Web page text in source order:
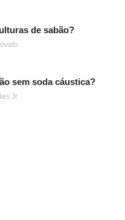
de sabão?
sem soda cáustica?
Jr.